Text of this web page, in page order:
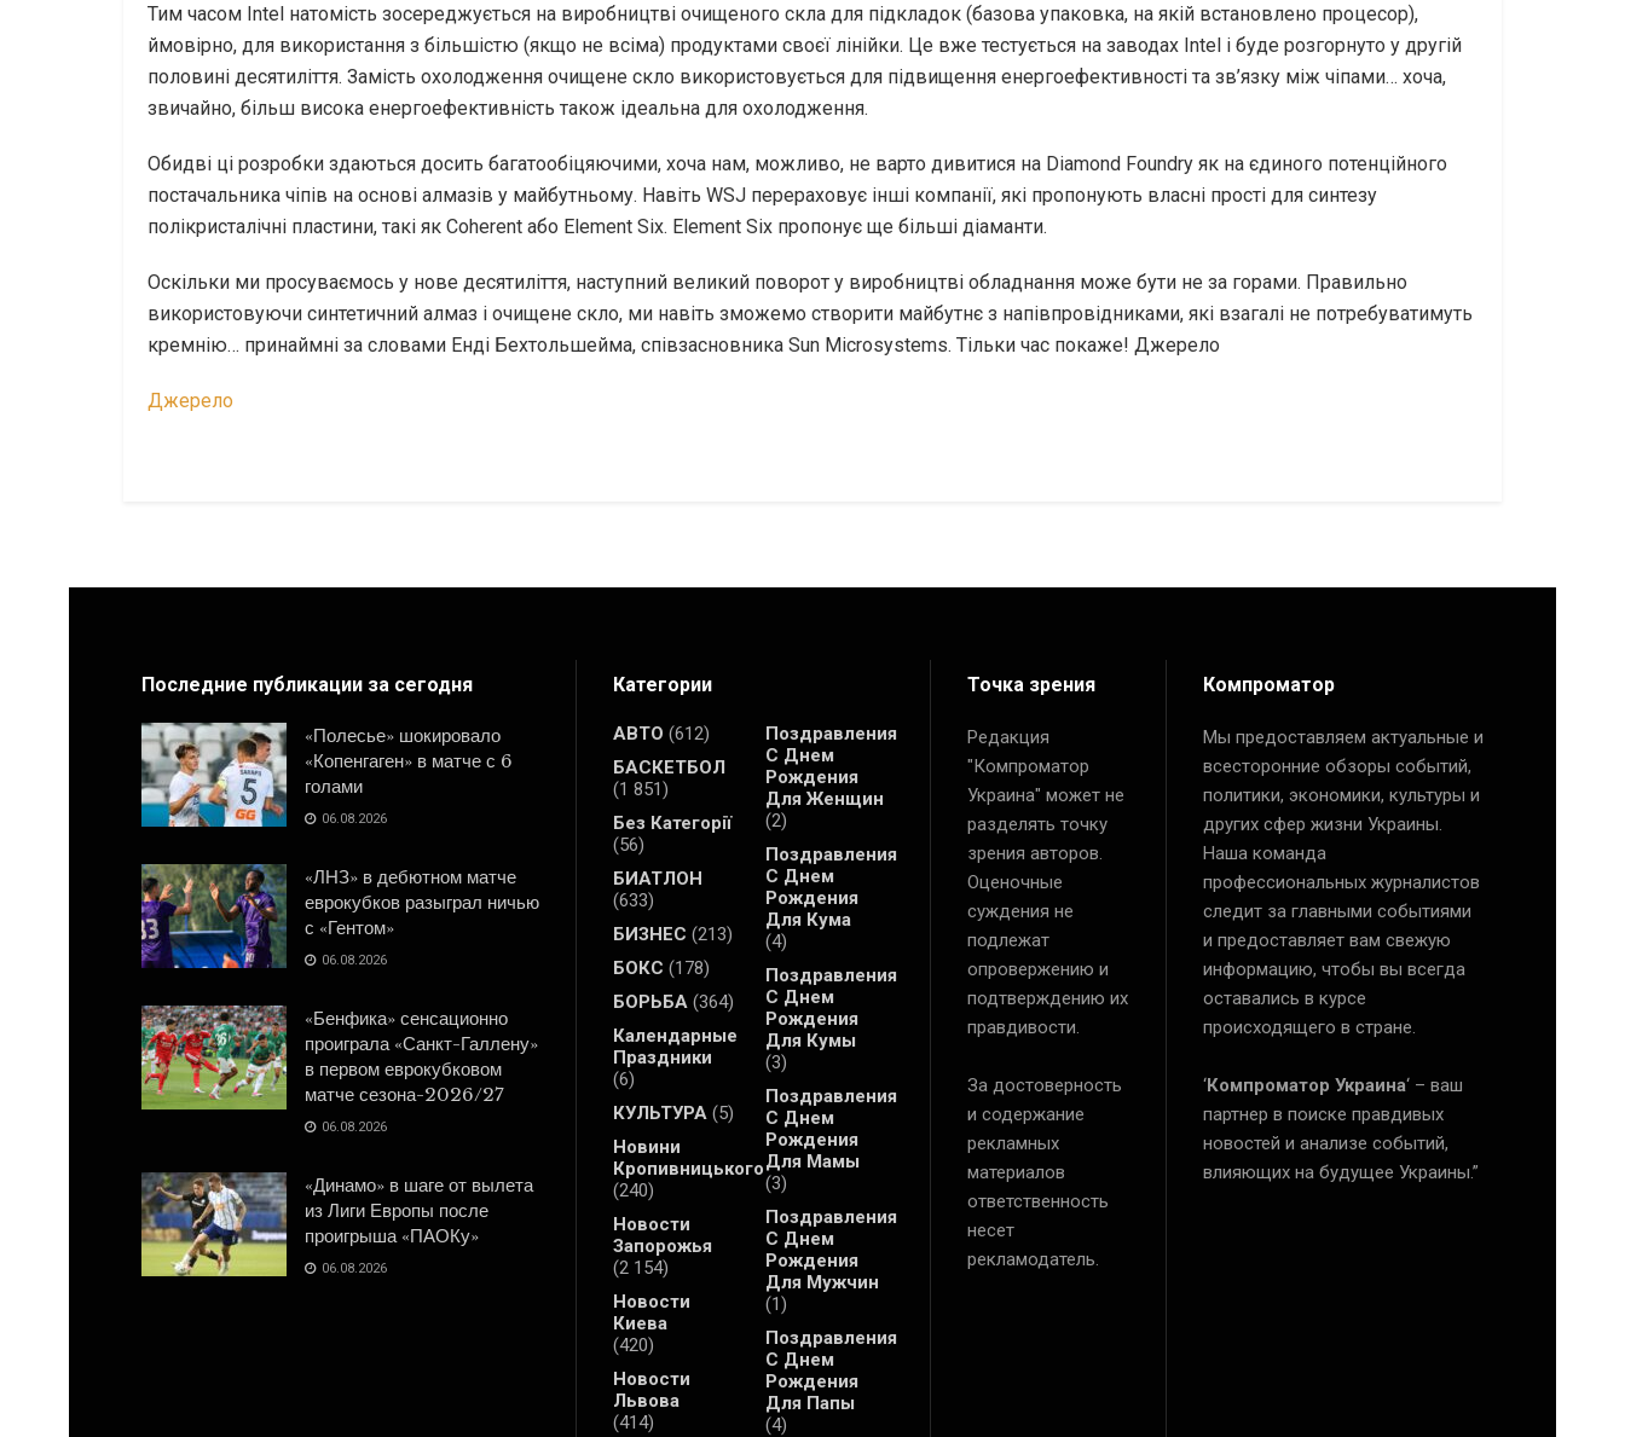
Тим часом Intel натомість зосереджується на виробництві очищеного скла для підкладок (базова упаковка, на якій встановлено процесор),
ймовірно, для використання з більшістю (якщо не всіма) продуктами своєї лінійки. Це вже тестується на заводах Intel і буде розгорнуто у другій
половині десятиліття. Замість охолодження очищене скло використовується для підвищення енергоефективності та зв’язку між чіпами… хоча,
звичайно, більш висока енергоефективність також ідеальна для охолодження.
Обидві ці розробки здаються досить багатообіцяючими, хоча нам, можливо, не варто дивитися на Diamond Foundry як на єдиного потенційного
постачальника чіпів на основі алмазів у майбутньому. Навіть WSJ перераховує інші компанії, які пропонують власні прості для синтезу
полікристалічні пластини, такі як Coherent або Element Six. Element Six пропонує ще більші діаманти.
Оскільки ми просуваємось у нове десятиліття, наступний великий поворот у виробництві обладнання може бути не за горами. Правильно
використовуючи синтетичний алмаз і очищене скло, ми навіть зможемо створити майбутнє з напівпровідниками, які взагалі не потребуватимуть
кремнію… принаймні за словами Енді Бехтольшейма, співзасновника Sun Microsystems. Тільки час покаже! Джерело
Джерело
Последние публикации за сегодня
«Полесье» шокировало
«Копенгаген» в матче с 6
голами
06.08.2026
«ЛНЗ» в дебютном матче
еврокубков разыграл ничью
с «Гентом»
06.08.2026
«Бенфика» сенсационно
проиграла «Санкт-Галлену»
в первом еврокубковом
матче сезона-2026/27
06.08.2026
«Динамо» в шаге от вылета
из Лиги Европы после
проигрыша «ПАОКу»
06.08.2026
Категории
АВТО (612)
БАСКЕТБОЛ
(1 851)
Без Категорії
(56)
БИАТЛОН
(633)
БИЗНЕС (213)
БОКС (178)
БОРЬБА (364)
Календарные
Праздники
(6)
КУЛЬТУРА (5)
Новини
Кропивницького
(240)
Новости
Запорожья
(2 154)
Новости
Киева
(420)
Новости
Львова
(414)
Поздравления
С Днем
Рождения
Для Женщин
(2)
Поздравления
С Днем
Рождения
Для Кума
(4)
Поздравления
С Днем
Рождения
Для Кумы
(3)
Поздравления
С Днем
Рождения
Для Мамы
(3)
Поздравления
С Днем
Рождения
Для Мужчин
(1)
Поздравления
С Днем
Рождения
Для Папы
(4)
Точка зрения
Редакция
"Компроматор
Украина" может не
разделять точку
зрения авторов.
Оценочные
суждения не
подлежат
опровержению и
подтверждению их
правдивости.
За достоверность
и содержание
рекламных
материалов
ответственность
несет
рекламодатель.
Компроматор
Мы предоставляем актуальные и
всесторонние обзоры событий,
политики, экономики, культуры и
других сфер жизни Украины.
Наша команда
профессиональных журналистов
следит за главными событиями
и предоставляет вам свежую
информацию, чтобы вы всегда
оставались в курсе
происходящего в стране.
‘Компроматор Украина‘ – ваш
партнер в поиске правдивых
новостей и анализе событий,
влияющих на будущее Украины.”